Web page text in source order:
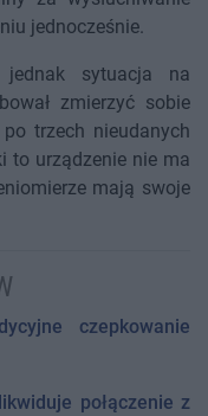
jednocześnie.
jednak sytuacja na
zmierzyć sobie
trzech nieudanych
to urządzenie nie ma
mają swoje
czepkowanie
połączenie z